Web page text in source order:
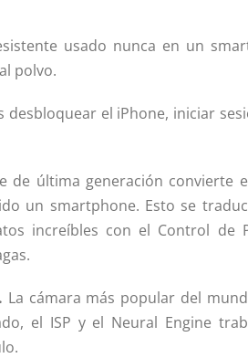
usado nunca en un
polvo.
desbloquear el iPhone, iniciar
de última generación convierte
un smartphone. Esto se
increíbles con el Control de
La cámara más popular del
el ISP y el Neural Engine